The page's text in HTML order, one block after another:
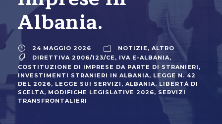
Albania.
24 MAGGIO 2026 NOTIZIE, ALTRO
DIRETTIVA 2006/123/CE , IVA E-ALBANIA,
COSTITUZIONE DI IMPRESE DA PARTE DI STRANIERI ,
INVESTIMENTI STRANIERI IN ALBANIA, LEGGE N. 42
DEL 2026, LEGGE SUI SERVIZI, ALBANIA, LIBERTÀ DI
SCELTA, MODIFICHE LEGISLATIVE 2026, SERVIZI
TRANSFRONTALIERI